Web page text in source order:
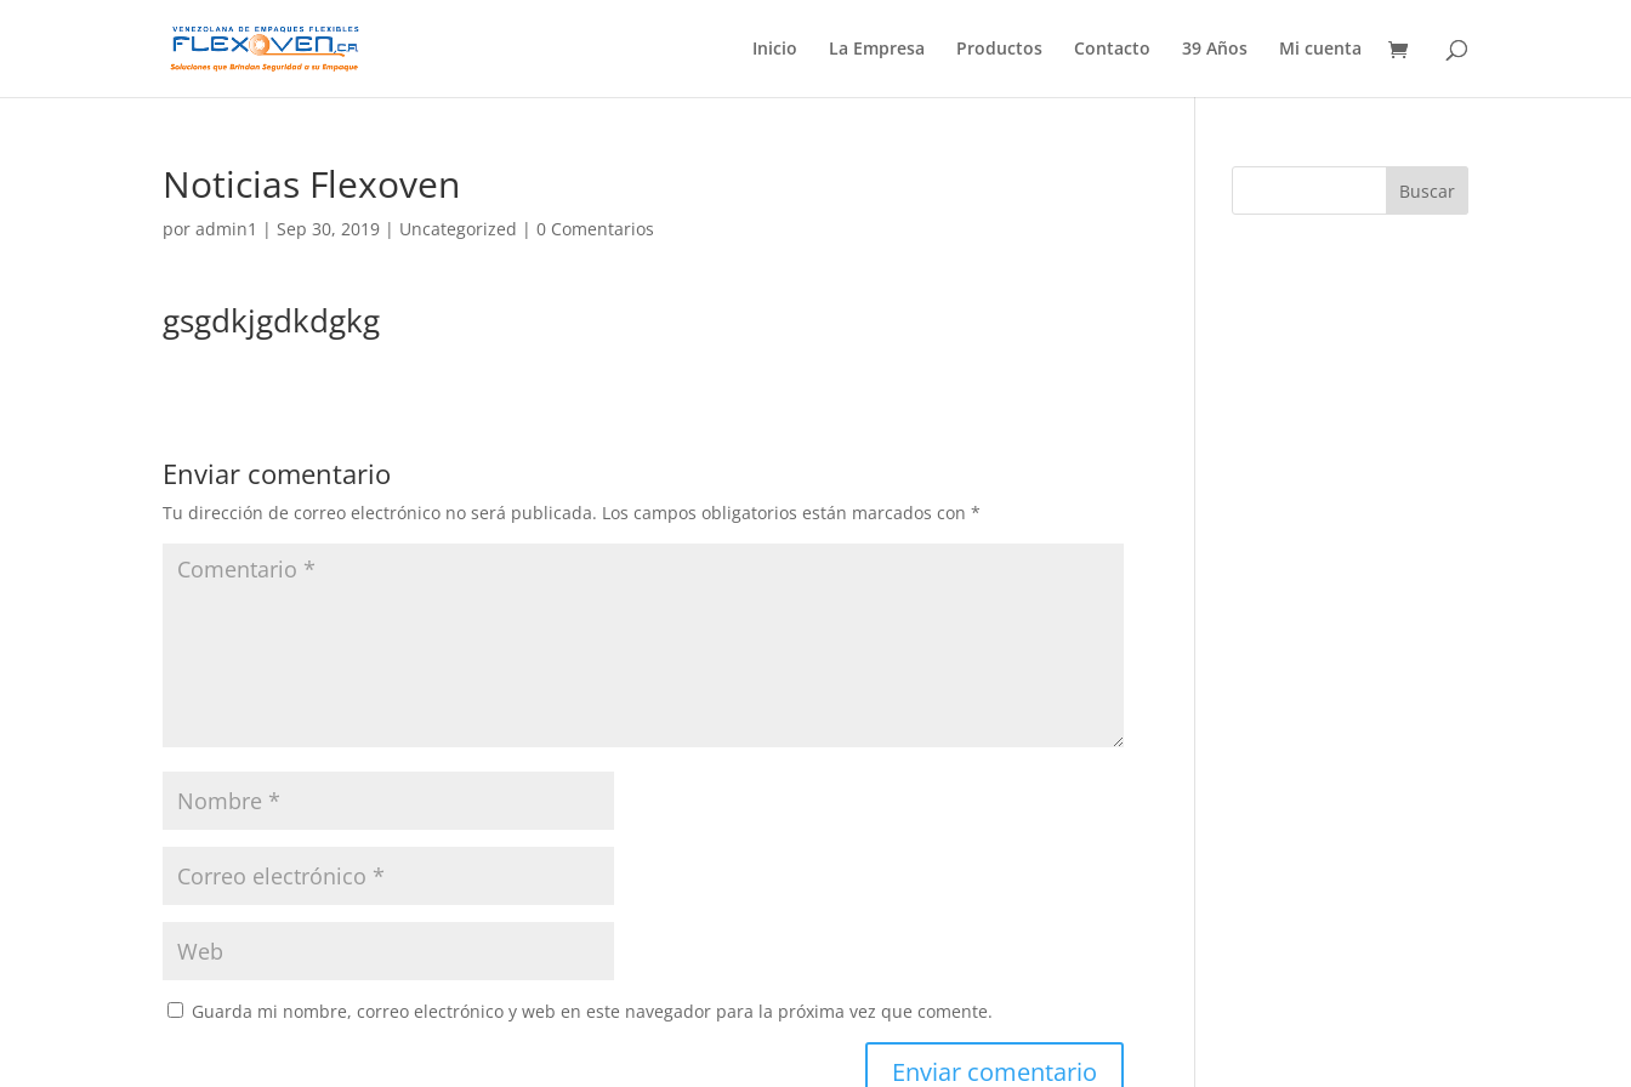
Inicio La Empresa Productos Contacto 39 Años Mi cuenta
Noticias Flexoven
poradmin1 |Sep 30, 2019 | Uncategorized |0 Comentarios
gsgdkjgdkdgkg
Enviar comentario
Tu dirección de correo electrónico no será publicada. Los campos obligatorios están marcados con*
Guarda mi nombre, correo electrónico y web en este navegador para la próxima vez que comente.